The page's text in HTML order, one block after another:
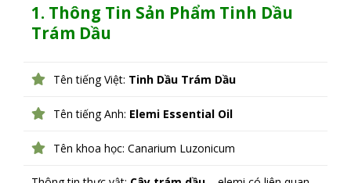
1. Thông Tin Sản Phẩm Tinh Dầu
Trám Dầu
Tên tiếng Việt: Tinh Dầu Trám Dầu
Tên tiếng Anh: Elemi Essential Oil
Tên khoa học: Canarium Luzonicum